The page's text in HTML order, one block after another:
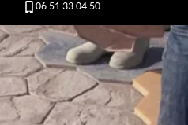
06 51 33 04 50